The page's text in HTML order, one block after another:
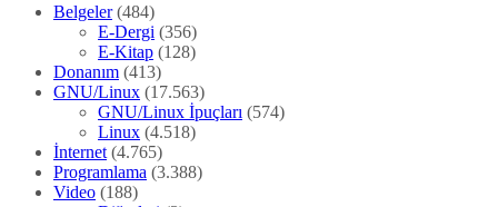
Belgeler(484)
E-Dergi (356)
E-Kitap (128)
Donanım (413)
GNU/Linux (17.563)
GNU/Linux İpuçları (574)
Linux (4.518)
İnternet (4.765)
Programlama (3.388)
Video (188)